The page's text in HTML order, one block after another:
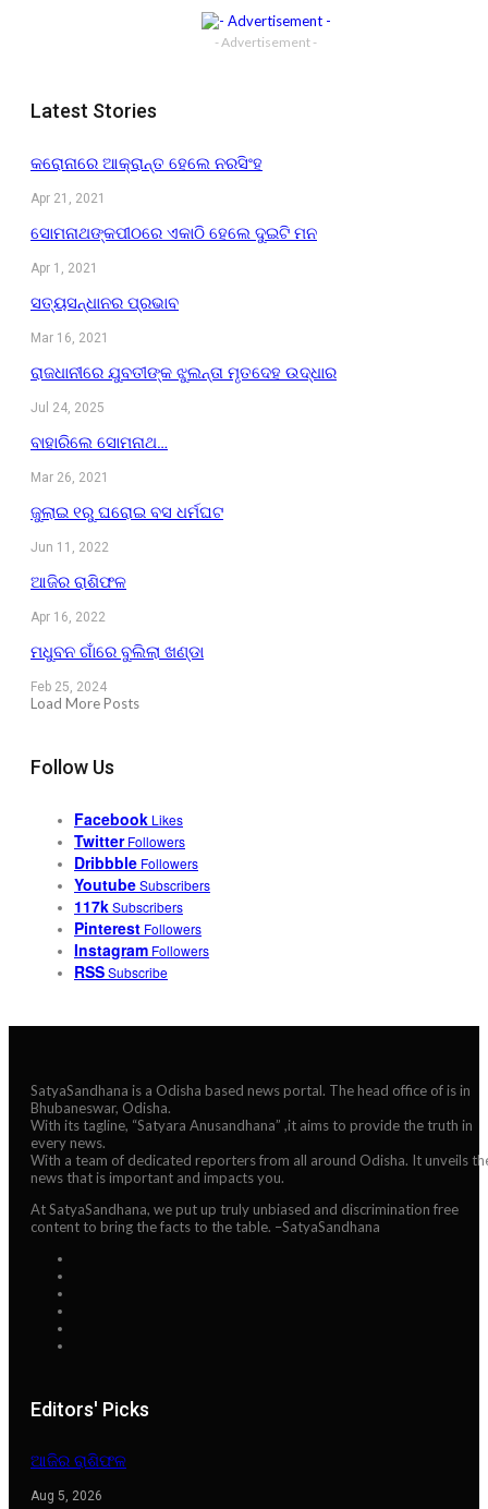
- Advertisement -
Latest Stories
କରୋନାରେ ଆକ୍ରାନ୍ତ ହେଲେ ନରସିଂହ
Apr 21, 2021
ସୋମନାଥଙ୍କପୀଠରେ ଏକାଠି ହେଲେ ଦୁଇଟି ମନ
Apr 1, 2021
ସତ୍ୟସନ୍ଧାନର ପ୍ରଭାବ
Mar 16, 2021
ରାଜଧାନୀରେ ଯୁବତୀଙ୍କ ଝୁଲନ୍ତା ମୃତଦେହ ଉଦ୍ଧାର
Jul 24, 2025
ବାହାରିଲେ ସୋମନାଥ…
Mar 26, 2021
ଜୁଲାଇ ୧ରୁ ଘରୋଇ ବସ ଧର୍ମଘଟ
Jun 11, 2022
ଆଜିର ରାଶିଫଳ
Apr 16, 2022
ମଧୁବନ ଗାଁରେ ବୁଲିଲା ଖଣ୍ଡା
Feb 25, 2024
Load More Posts
Follow Us
Facebook Likes
Twitter Followers
Dribbble Followers
YoutubeSubscribers
117kSubscribers
Pinterest Followers
Instagram Followers
RSSSubscribe
SatyaSandhana is a Odisha based news portal. The head office of is in
Bhubaneswar, Odisha.
With its tagline, “Satyara Anusandhana” ,it aims to provide the truth in
every news.
With a team of dedicated reporters from all around Odisha. It unveils
news that is important and impacts you.
At SatyaSandhana, we put up truly unbiased and discrimination free
content to bring the facts to the table. –SatyaSandhana
Editors' Picks
ଆଜିର ରାଶିଫଳ
Aug 5, 2026